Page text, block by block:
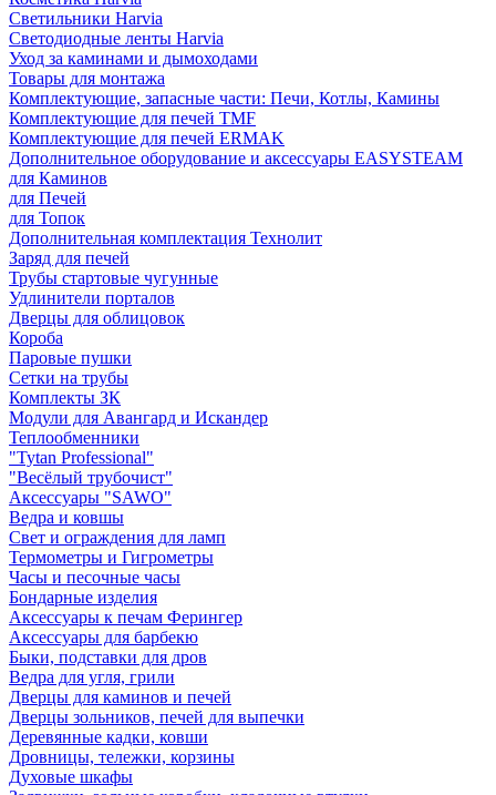
Светильники Harvia
Светодиодные ленты Harvia
Уход за каминами и дымоходами
Товары для монтажа
Комплектующие, запасные части: Печи, Котлы, Камины
Комплектующие для печей TMF
Комплектующие для печей ERMAK
Дополнительное оборудование и аксессуары EASYSTEAM
для Каминов
для Печей
для Топок
Дополнительная комплектация Технолит
Заряд для печей
Трубы стартовые чугунные
Удлинители порталов
Дверцы для облицовок
Короба
Паровые пушки
Сетки на трубы
Комплекты ЗК
Модули для Авангард и Искандер
Теплообменники
"Tytan Professional"
"Весёлый трубочист"
Аксессуары "SAWO"
Ведра и ковшы
Свет и ограждения для ламп
Термометры и Гигрометры
Часы и песочные часы
Бондарные изделия
Аксессуары к печам Ферингер
Аксессуары для барбекю
Быки, подставки для дров
Ведра для угля, грили
Дверцы для каминов и печей
Дверцы зольников, печей для выпечки
Деревянные кадки, ковши
Дровницы, тележки, корзины
Духовые шкафы